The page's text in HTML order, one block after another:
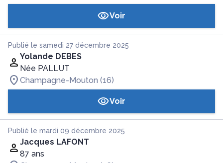
Voir
Publié le samedi 27 décembre 2025
Yolande DEBES
Née PALLUT
Champagne-Mouton (16)
Voir
Publié le mardi 09 décembre 2025
Jacques LAFONT
87 ans